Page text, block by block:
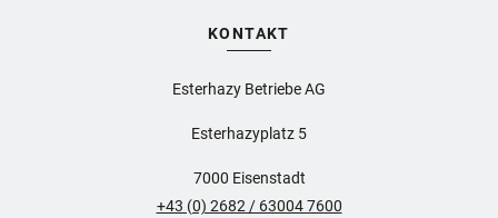
KONTAKT
Esterhazy Betriebe AG
Esterhazyplatz 5
7000 Eisenstadt
+43 (0) 2682 / 63004 7600